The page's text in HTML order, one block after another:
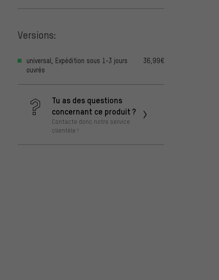
Versions:
universal, Expédition sous 1-3 jours
ouvrés
36,99€
Tu as des questions
concernant ce produit ?
Contacte donc notre service
clientèle !